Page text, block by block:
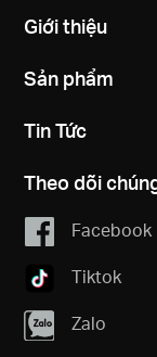
Giới thiệu
Sản phẩm
Tin Tức
Theo dõi
Facebook
Tiktok
Zalo